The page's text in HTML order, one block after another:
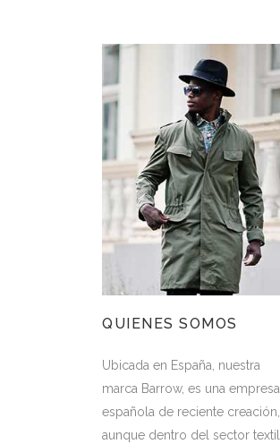
QUIENES SOMOS
Ubicada en España, nuestra
marca Barrow, es una empresa
española de reciente creación,
aunque dentro del sector textil